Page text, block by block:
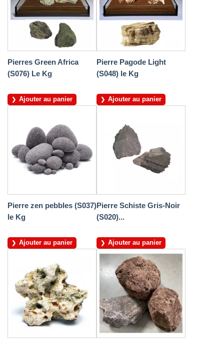
Pierres Green Africa
(S076) Le Kg
Ajouter au panier
Pierre Pagode Light
(S048) le Kg
Ajouter au panier
Pierre zen pebbles (S037)
le Kg
Ajouter au panier
Pierre Schiste Gris-Noir
(S020)...
Ajouter au panier